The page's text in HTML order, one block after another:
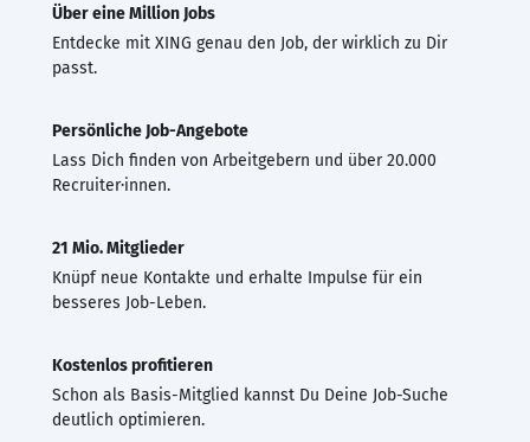
Über eine Million Jobs
Entdecke mit XING genau den Job, der wirklich zu Dir
passt.
Persönliche Job-Angebote
Lass Dich finden von Arbeitgebern und über 20.000
Recruiter·innen.
21 Mio. Mitglieder
Knüpf neue Kontakte und erhalte Impulse für ein
besseres Job-Leben.
Kostenlos profitieren
Schon als Basis-Mitglied kannst Du Deine Job-Suche
deutlich optimieren.